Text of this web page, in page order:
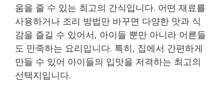
움을 줄 수 있는 최고의 간식입니다. 어떤 재료를
사용하거나 조리 방법만 바꾸면 다양한 맛과 식
감을 즐길 수 있어서, 아이들 뿐만 아니라 어른들
도 만족하는 요리입니다. 특히, 집에서 간편하게
만들 수 있어 아이들의 입맛을 저격하는 최고의
선택지입니다.